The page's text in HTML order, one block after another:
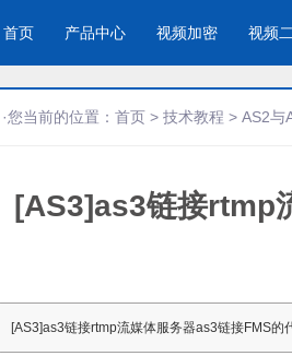
首页 产品中心
录屏
加密
/防篡改
酷播云 | 企
免费稳定无
视频加密 视频
企业形象
产品宣传
通过视频来展示
，添加视频
工作汇报
·您当前的位置： 首页 > 技术教程 > AS2与
[AS3]as3链接rtmp
[AS3]as3链接rtmp流媒体服务器as3链接FMS